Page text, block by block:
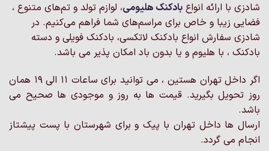
شادزی با ارائه انواع بادکنک‌ هلیومی، لوازم تولد و تم‌های متنوع ،
فضایی زیبا و خاص برای مراسم‌های شما فراهم می‌کنیم. در
شادزی سفارش انواع بادکنک لاتکسی، بادکنک فویلی و دسته
بادکنک ، با هلیوم و یا بدون باد امکان پذیر می باشد.
اگر داخل تهران هستین ، می توانید برای ساعات 11 الی 19 همان
روز تحویل بگیرید. قیمت ها به روز و موجودی ها صحیح می
باشد.
ارسال ها داخل تهران با پیک و برای شهرستان با پست پیشتاز
انجام می گردد.